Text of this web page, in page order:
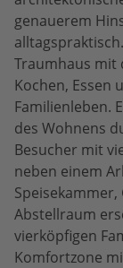
genauerem
Traumhaus mit
Kochen, Essen
Familienleben.
des Wohnens
Besucher mit
neben einem
Abstellraum
vierköpfigen
Komfortzone